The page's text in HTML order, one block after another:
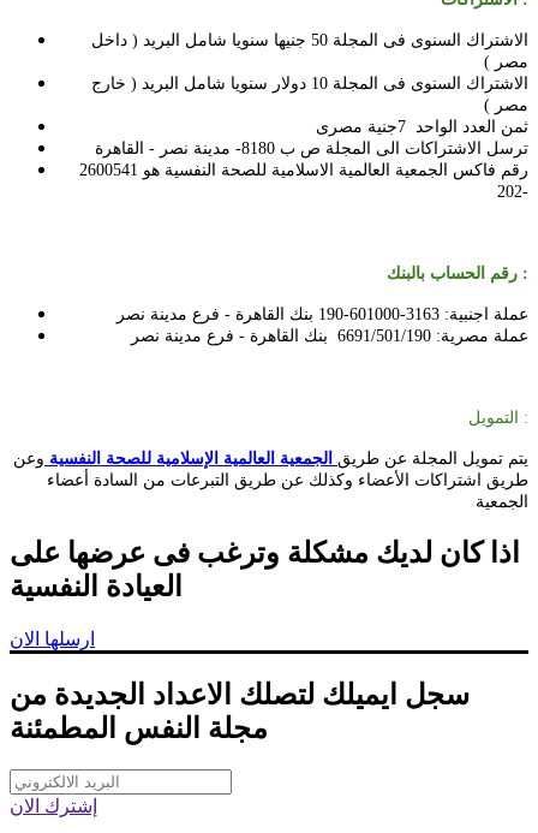
الاشتراك السنوى فى المجلة 50 جنيها سنويا شامل البريد ( داخل
مصر )
الاشتراك السنوى فى المجلة 10 دولار سنويا شامل البريد ( خارج
مصر )
ثمن العدد الواحد 7جنية مصرى
ترسل الاشتراكات الى المجلة ص ب 8180- مدينة نصر - القاهرة
رقم فاكس الجمعية العالمية الاسلامية للصحة النفسية هو 2600541
-202
رقم الحساب بالبنك :
عملة اجنبية: 3163-601000-190
بنك القاهرة - فرع مدينة نصر
عملة مصرية: 6691/501/190 بنك القاهرة - فرع مدينة نصر
التمويل :
يتم تمويل المجلة عن طريق الجمعية العالمية الإسلامية للصحة النفسية وعن
طريق اشتراكات الأعضاء وكذلك عن طريق التبرعات من السادة أعضاء
الجمعية
اذا كان لديك مشكلة وترغب فى عرضها على
العيادة النفسية
ارسلها الان
سجل ايميلك لتصلك الاعداد الجديدة من
مجلة النفس المطمئنة
إشترك الان